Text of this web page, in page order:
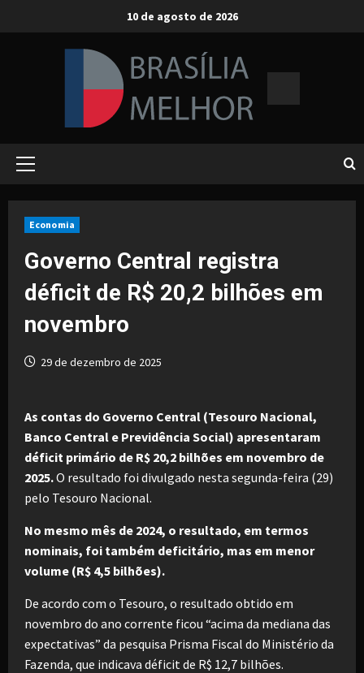
10 de agosto de 2026
Primary
Economia
Governo Central registra
déficit de R$ 20,2 bilhões em
novembro
29 de dezembro de 2025
As contas do Governo Central (Tesouro Nacional,
Banco Central e Previdência Social) apresentaram
déficit primário de R$ 20,2 bilhões em novembro de
2025.O resultado foi divulgado nesta segunda-feira (29)
pelo Tesouro Nacional.
No mesmo mês de 2024, o resultado, em termos
nominais, foi também deficitário, mas em menor
volume (R$ 4,5 bilhões).
De acordo com o Tesouro, o resultado obtido em
novembro do ano corrente ficou “acima da mediana das
expectativas” da pesquisa Prisma Fiscal do Ministério da
Fazenda, que indicava déficit de R$ 12,7 bilhões.